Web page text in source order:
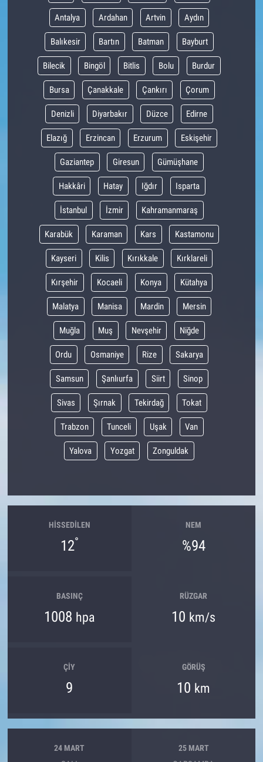
Antalya Ardahan Artvin Aydın
Balıkesir Bartın Batman Bayburt
Bilecik Bingöl Bitlis Bolu Burdur
Bursa Çanakkale Çankırı Çorum
Denizli Diyarbakır Düzce Edirne
Elazığ Erzincan Erzurum Eskişehir
Gaziantep Giresun Gümüşhane
Hakkâri Hatay Iğdır Isparta
İstanbul İzmir Kahramanmaraş
Karabük Karaman Kars Kastamonu
Kayseri Kilis Kırıkkale Kırklareli
Kırşehir Kocaeli Konya Kütahya
Malatya Manisa Mardin Mersin
Muğla Muş Nevşehir Niğde
Ordu Osmaniye Rize Sakarya
Samsun Şanlıurfa Siirt Sinop
Sivas Şırnak Tekirdağ Tokat
Trabzon Tunceli Uşak Van
Yalova Yozgat Zonguldak
HISSEDILEN
12°
NEM
%94
BASINÇ
1008 hpa
RÜZGAR
10 km/s
ÇIY
9
GÖRÜŞ
10 km
24 MART 25 MART